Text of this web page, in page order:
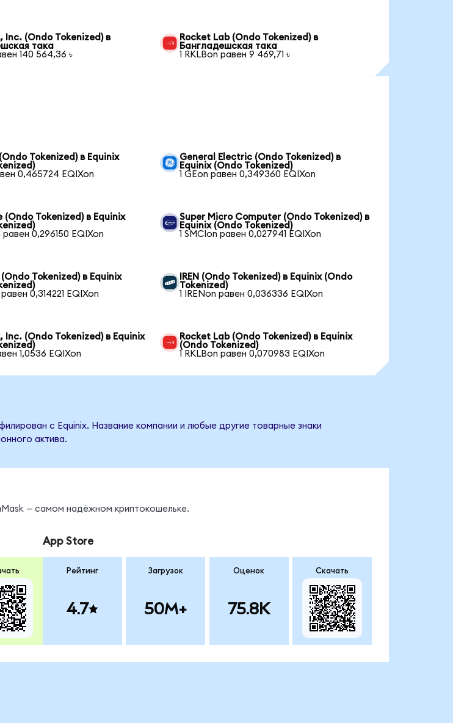
Inc. (Ondo Tokenized) в
така
140 564,36 ৳
Rocket Lab (Ondo Tokenized) в
Бангладешская така
1 RKLBon равен 9 469,71 ৳
Tokenized) в Equinix
0,465724 EQIXon
General Electric (Ondo Tokenized) в
Equinix (Ondo Tokenized)
1 GEon равен 0,349360 EQIXon
(Ondo Tokenized) в Equinix
равен 0,296150 EQIXon
Super Micro Computer (Ondo Tokenized) в
Equinix (Ondo Tokenized)
1 SMCIon равен 0,027941 EQIXon
Tokenized) в Equinix
0,314221 EQIXon
IREN (Ondo Tokenized) в Equinix (Ondo
Tokenized)
1 IRENon равен 0,036336 EQIXon
Inc. (Ondo Tokenized) в Equinix
1,0536 EQIXon
Rocket Lab (Ondo Tokenized) в Equinix
(Ondo Tokenized)
1 RKLBon равен 0,070983 EQIXon
с Equinix. Название компании и любые другие товарные знаки
актива.
— самом надёжном криптокошельке.
App Store
Рейтинг
4.7
Загрузок
50M+
Оценок
75.8K
Скачать